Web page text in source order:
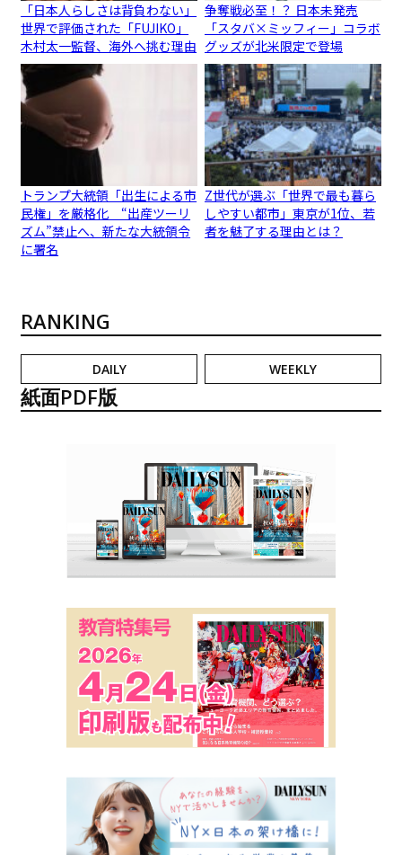
「日本人らしさは背負わない」
世界で評価された「FUJIKO」
木村太一監督、海外へ挑む理由
争奪戦必至！？ 日本未発売
「スタバ×ミッフィー」コラボ
グッズが北米限定で登場
トランプ大統領「出生による市
民権」を厳格化 “出産ツーリ
ズム”禁止へ、新たな大統領令
に署名
Z世代が選ぶ「世界で最も暮ら
しやすい都市」東京が1位、若
者を魅了する理由とは？
RANKING
DAILY WEEKLY
紙面PDF版